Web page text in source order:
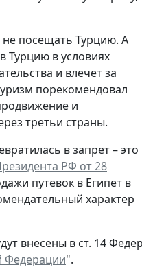
посещать Турцию. А
Турцию в условиях
и влечет за
порекомендовал
и
третьи страны.
в запрет – это
РФ от 28
путевок в Египет в
характер
внесены в ст. 14
Федерации".